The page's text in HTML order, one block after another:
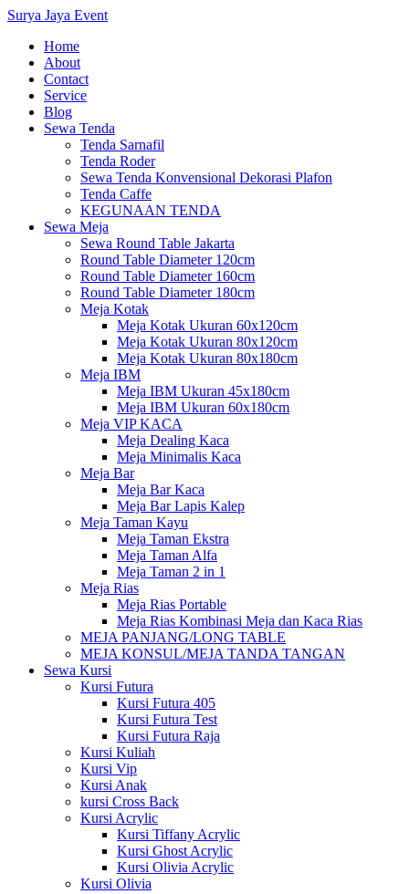
Surya Jaya Event
Home
About
Contact
Service
Blog
Sewa Tenda
Tenda Sarnafil
Tenda Roder
Sewa Tenda Konvensional Dekorasi Plafon
Tenda Caffe
KEGUNAAN TENDA
Sewa Meja
Sewa Round Table Jakarta
Round Table Diameter 120cm
Round Table Diameter 160cm
Round Table Diameter 180cm
Meja Kotak
Meja Kotak Ukuran 60x120cm
Meja Kotak Ukuran 80x120cm
Meja Kotak Ukuran 80x180cm
Meja IBM
Meja IBM Ukuran 45x180cm
Meja IBM Ukuran 60x180cm
Meja VIP KACA
Meja Dealing Kaca
Meja Minimalis Kaca
Meja Bar
Meja Bar Kaca
Meja Bar Lapis Kalep
Meja Taman Kayu
Meja Taman Ekstra
Meja Taman Alfa
Meja Taman 2 in 1
Meja Rias
Meja Rias Portable
Meja Rias Kombinasi Meja dan Kaca Rias
MEJA PANJANG/LONG TABLE
MEJA KONSUL/MEJA TANDA TANGAN
Sewa Kursi
Kursi Futura
Kursi Futura 405
Kursi Futura Test
Kursi Futura Raja
Kursi Kuliah
Kursi Vip
Kursi Anak
kursi Cross Back
Kursi Acrylic
Kursi Tiffany Acrylic
Kursi Ghost Acrylic
Kursi Olivia Acrylic
Kursi Olivia